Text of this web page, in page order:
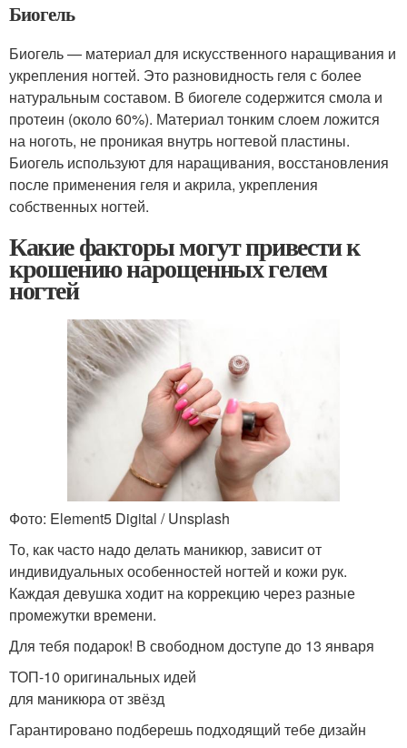
Биогель
Биогель — материал для искусственного наращивания и
укрепления ногтей. Это разновидность геля с более
натуральным составом. В биогеле содержится смола и
протеин (около 60%). Материал тонким слоем ложится
на ноготь, не проникая внутрь ногтевой пластины.
Биогель используют для наращивания, восстановления
после применения геля и акрила, укрепления
собственных ногтей.
Какие факторы могут привести к
крошению нарощенных гелем
ногтей
Фото: Element5 Digital / Unsplash
То, как часто надо делать маникюр, зависит от
индивидуальных особенностей ногтей и кожи рук.
Каждая девушка ходит на коррекцию через разные
промежутки времени.
Для тебя подарок! В свободном доступе до 13 января
ТОП-10 оригинальных идей
для маникюра от звёзд
Гарантировано подберешь подходящий тебе дизайн